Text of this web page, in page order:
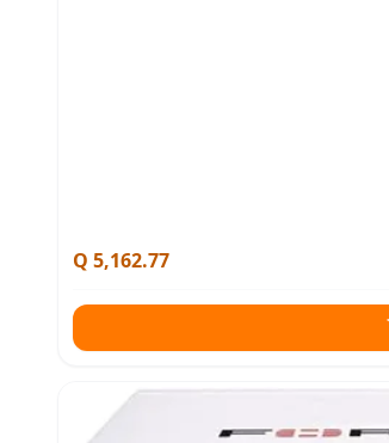
Q 5,162.77